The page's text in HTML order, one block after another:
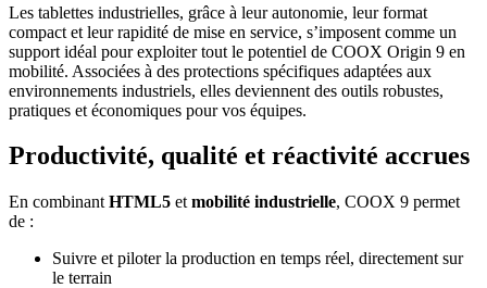
Les tablettes industrielles, grâce à leur autonomie, leur format
compact et leur rapidité de mise en service, s’imposent comme un
support idéal pour exploiter tout le potentiel de COOX Origin 9 en
mobilité. Associées à des protections spécifiques adaptées aux
environnements industriels, elles deviennent des outils robustes,
pratiques et économiques pour vos équipes.
Productivité, qualité et réactivité accrues
En combinant HTML5 et mobilité industrielle, COOX 9 permet
de :
Suivre et piloter la production en temps réel, directement sur
le terrain